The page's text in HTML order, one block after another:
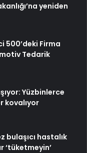
yeniden
500’deki Firma
Tedarik
Yüzbinlerce
kovalıyor
bulaşıcı hastalık
‘tüketmeyin’